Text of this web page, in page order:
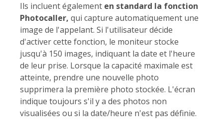
Ils incluent également en standard la fonction
Photocaller, qui capture automatiquement une
image de l'appelant. Si l'utilisateur décide
d'activer cette fonction, le moniteur stocke
jusqu'à 150 images, indiquant la date et l'heure
de leur prise. Lorsque la capacité maximale est
atteinte, prendre une nouvelle photo
supprimera la première photo stockée. L'écran
indique toujours s'il y a des photos non
visualisées ou si la date/heure n'est pas définie.